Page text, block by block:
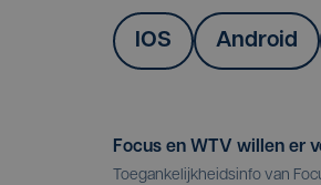
IOS Android
Focus en WTV willen er
Toegankelijkheidsinfo van